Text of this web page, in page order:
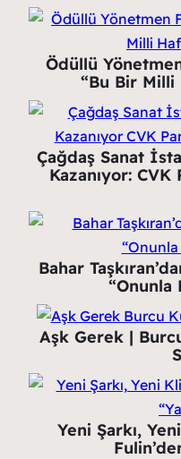
Ödüllü
“Bu Bir Milli
Çağdaş Sanat
Kazanıyor:
Bahar
“Onunla
Aşk Gerek |
Yeni Şarkı,